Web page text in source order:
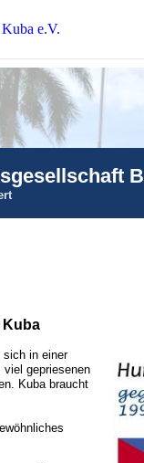
e.V.
Kuba
sich in einer
gepriesenen
Kuba braucht